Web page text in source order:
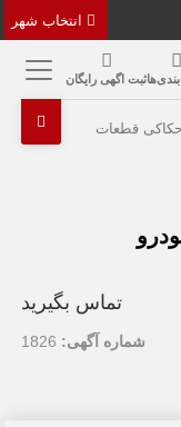
ثبت اگهی رایگان
قطعات
تماس بگیرید
شماره آگهی: 1826